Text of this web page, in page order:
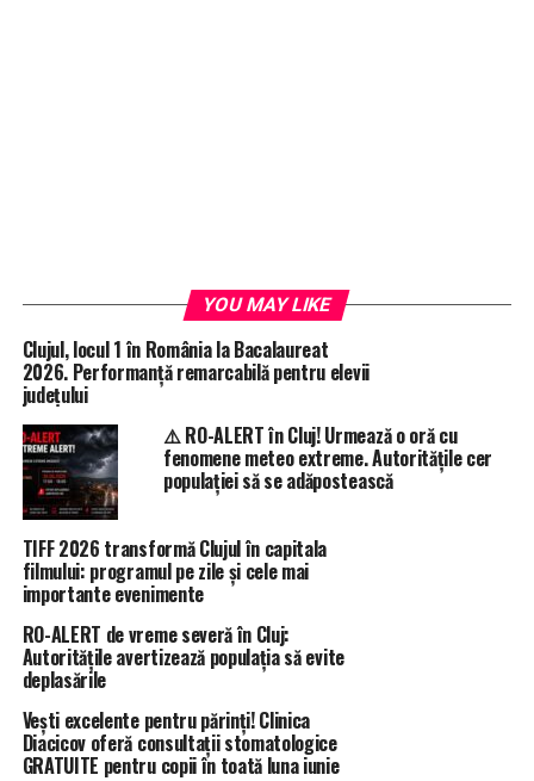
YOU MAY LIKE
Clujul, locul 1 în România la Bacalaureat
2026. Performanță remarcabilă pentru elevii
județului
⚠️ RO-ALERT în Cluj! Urmează o oră cu
fenomene meteo extreme. Autoritățile cer
populației să se adăpostească
TIFF 2026 transformă Clujul în capitala
filmului: programul pe zile și cele mai
importante evenimente
RO-ALERT de vreme severă în Cluj:
Autoritățile avertizează populația să evite
deplasările
Vești excelente pentru părinți! Clinica
Diacicov oferă consultații stomatologice
GRATUITE pentru copii în toată luna iunie